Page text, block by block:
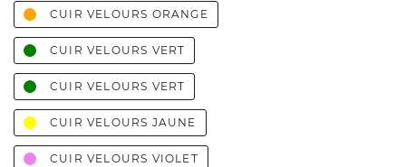
CUIR VELOURS ORANGE
CUIR VELOURS VERT
CUIR VELOURS VERT
CUIR VELOURS JAUNE
CUIR VELOURS VIOLET